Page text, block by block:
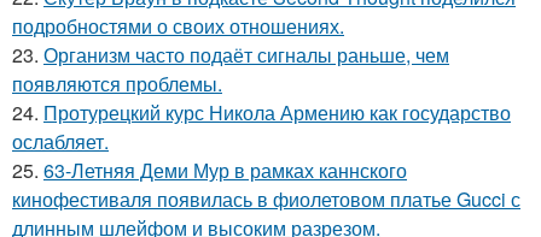
подробностями о своих отношениях.
23. Организм часто подаёт сигналы раньше, чем
появляются проблемы.
24. Протурецкий курс Никола Армению как государство
ослабляет.
25. 63-Летняя Деми Мур в рамках каннского
кинофестиваля появилась в фиолетовом платье Gucci с
длинным шлейфом и высоким разрезом.